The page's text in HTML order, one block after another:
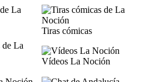
Tiras cómicas
Vídeos La Noción